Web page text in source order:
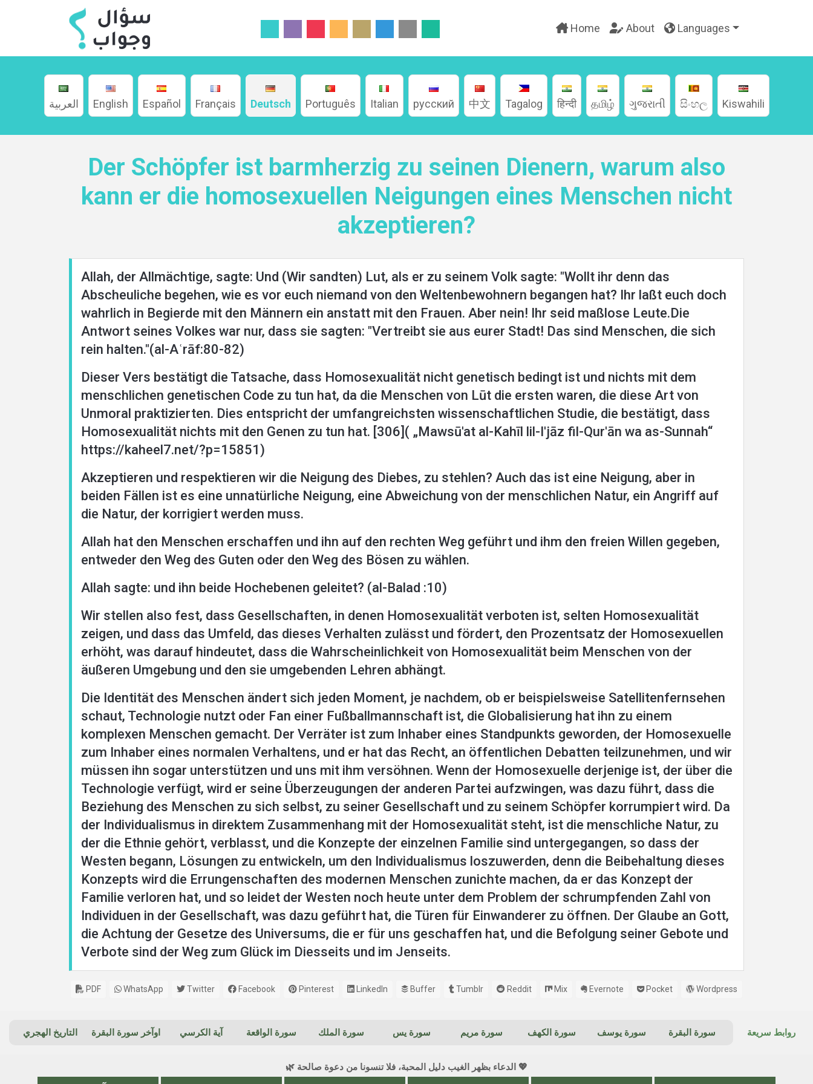
Languages
Home About Languages
العربية English Español Français Deutsch Português Italian русский 中文 Tagalog हिन्दी தமிழ் ગુજરાતી සිංහල Kiswahili
Der Schöpfer ist barmherzig zu seinen Dienern, warum also
kann er die homosexuellen Neigungen eines Menschen nicht
akzeptieren?
Allah, der Allmächtige, sagte: Und (Wir sandten) Lut, als er zu seinem Volk sagte: "Wollt ihr denn das
Abscheuliche begehen, wie es vor euch niemand von den Weltenbewohnern begangen hat? Ihr laßt euch doch
wahrlich in Begierde mit den Männern ein anstatt mit den Frauen. Aber nein! Ihr seid maßlose Leute.Die
Antwort seines Volkes war nur, dass sie sagten: "Vertreibt sie aus eurer Stadt! Das sind Menschen, die sich
rein halten."(al-Aʿrāf:80-82)
Dieser Vers bestätigt die Tatsache, dass Homosexualität nicht genetisch bedingt ist und nichts mit dem
menschlichen genetischen Code zu tun hat, da die Menschen von Lūt die ersten waren, die diese Art von
Unmoral praktizierten. Dies entspricht der umfangreichsten wissenschaftlichen Studie, die bestätigt, dass
Homosexualität nichts mit den Genen zu tun hat. [306]( „Mawsū'at al-Kahīl lil-I'jāz fil-Qur'ān wa as-Sunnah“
https://kaheel7.net/?p=15851)
Akzeptieren und respektieren wir die Neigung des Diebes, zu stehlen? Auch das ist eine Neigung, aber in
beiden Fällen ist es eine unnatürliche Neigung, eine Abweichung von der menschlichen Natur, ein Angriff auf
die Natur, der korrigiert werden muss.
Allah hat den Menschen erschaffen und ihn auf den rechten Weg geführt und ihm den freien Willen gegeben,
entweder den Weg des Guten oder den Weg des Bösen zu wählen.
Allah sagte: und ihn beide Hochebenen geleitet? (al-Balad :10)
Wir stellen also fest, dass Gesellschaften, in denen Homosexualität verboten ist, selten Homosexualität
zeigen, und dass das Umfeld, das dieses Verhalten zulässt und fördert, den Prozentsatz der Homosexuellen
erhöht, was darauf hindeutet, dass die Wahrscheinlichkeit von Homosexualität beim Menschen von der
äußeren Umgebung und den sie umgebenden Lehren abhängt.
Die Identität des Menschen ändert sich jeden Moment, je nachdem, ob er beispielsweise Satellitenfernsehen
schaut, Technologie nutzt oder Fan einer Fußballmannschaft ist, die Globalisierung hat ihn zu einem
komplexen Menschen gemacht. Der Verräter ist zum Inhaber eines Standpunkts geworden, der Homosexuelle
zum Inhaber eines normalen Verhaltens, und er hat das Recht, an öffentlichen Debatten teilzunehmen, und wir
müssen ihn sogar unterstützen und uns mit ihm versöhnen. Wenn der Homosexuelle derjenige ist, der über die
Technologie verfügt, wird er seine Überzeugungen der anderen Partei aufzwingen, was dazu führt, dass die
Beziehung des Menschen zu sich selbst, zu seiner Gesellschaft und zu seinem Schöpfer korrumpiert wird. Da
der Individualismus in direktem Zusammenhang mit der Homosexualität steht, ist die menschliche Natur, zu
der die Ethnie gehört, verblasst, und die Konzepte der einzelnen Familie sind untergegangen, so dass der
Westen begann, Lösungen zu entwickeln, um den Individualismus loszuwerden, denn die Beibehaltung dieses
Konzepts wird die Errungenschaften des modernen Menschen zunichte machen, da er das Konzept der
Familie verloren hat, und so leidet der Westen noch heute unter dem Problem der schrumpfenden Zahl von
Individuen in der Gesellschaft, was dazu geführt hat, die Türen für Einwanderer zu öffnen. Der Glaube an Gott,
die Achtung der Gesetze des Universums, die er für uns geschaffen hat, und die Befolgung seiner Gebote und
Verbote sind der Weg zum Glück im Diesseits und im Jenseits.
PDF WhatsApp Twitter Facebook Pinterest LinkedIn Buffer Tumblr Reddit Mix Evernote Pocket Wordpress
روابط سريعة سورة البقرة سورة يوسف سورة الكهف سورة مريم سورة يس سورة الملك سورة الواقعة آية الكرسي اوآخر سورة البقرة التاريخ الهجري
💖 الدعاء بظهر الغيب دليل المحبة، فلا تنسونا من دعوة صالحة 🌿